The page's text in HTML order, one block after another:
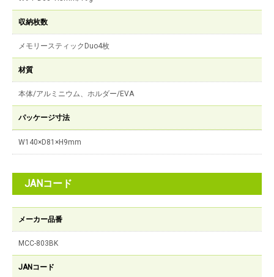
収納枚数
メモリースティックDuo4枚
材質
本体/アルミニウム、ホルダー/EVA
パッケージ寸法
W140×D81×H9mm
JANコード
メーカー品番
MCC-803BK
JANコード